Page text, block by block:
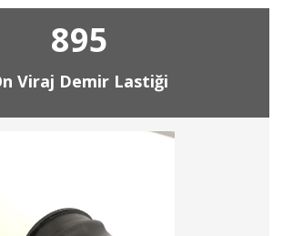
895
Viraj Demir Lastiği